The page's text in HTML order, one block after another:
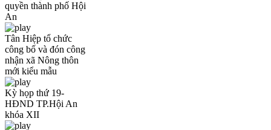
quyền thành phố Hội
An
Tân Hiệp tổ chức
công bố và đón công
nhận xã Nông thôn
mới kiểu mẫu
Kỳ họp thứ 19-
HĐND TP.Hội An
khóa XII